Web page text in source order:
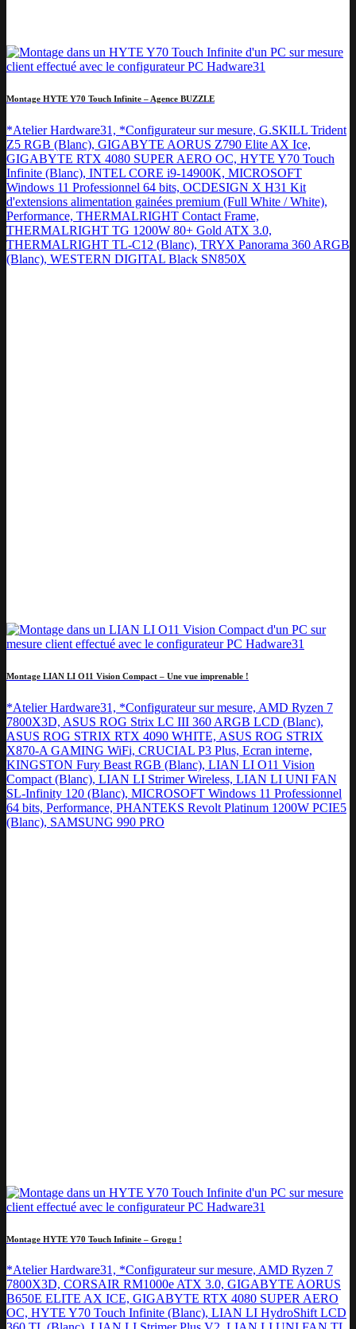
Montage HYTE Y70 Touch Infinite – Agence BUZZLE
*Atelier Hardware31, *Configurateur sur mesure, G.SKILL Trident
Z5 RGB (Blanc), GIGABYTE AORUS Z790 Elite AX Ice,
GIGABYTE RTX 4080 SUPER AERO OC, HYTE Y70 Touch
Infinite (Blanc), INTEL CORE i9-14900K, MICROSOFT
Windows 11 Professionnel 64 bits, OCDESIGN X H31 Kit
d'extensions alimentation gainées premium (Full White / White),
Performance, THERMALRIGHT Contact Frame,
THERMALRIGHT TG 1200W 80+ Gold ATX 3.0,
THERMALRIGHT TL-C12 (Blanc), TRYX Panorama 360 ARGB
(Blanc), WESTERN DIGITAL Black SN850X
Montage LIAN LI O11 Vision Compact – Une vue imprenable !
*Atelier Hardware31, *Configurateur sur mesure, AMD Ryzen 7
7800X3D, ASUS ROG Strix LC III 360 ARGB LCD (Blanc),
ASUS ROG STRIX RTX 4090 WHITE, ASUS ROG STRIX
X870-A GAMING WiFi, CRUCIAL P3 Plus, Ecran interne,
KINGSTON Fury Beast RGB (Blanc), LIAN LI O11 Vision
Compact (Blanc), LIAN LI Strimer Wireless, LIAN LI UNI FAN
SL-Infinity 120 (Blanc), MICROSOFT Windows 11 Professionnel
64 bits, Performance, PHANTEKS Revolt Platinum 1200W PCIE5
(Blanc), SAMSUNG 990 PRO
Montage HYTE Y70 Touch Infinite – Grogu !
*Atelier Hardware31, *Configurateur sur mesure, AMD Ryzen 7
7800X3D, CORSAIR RM1000e ATX 3.0, GIGABYTE AORUS
B650E ELITE AX ICE, GIGABYTE RTX 4080 SUPER AERO
OC, HYTE Y70 Touch Infinite (Blanc), LIAN LI HydroShift LCD